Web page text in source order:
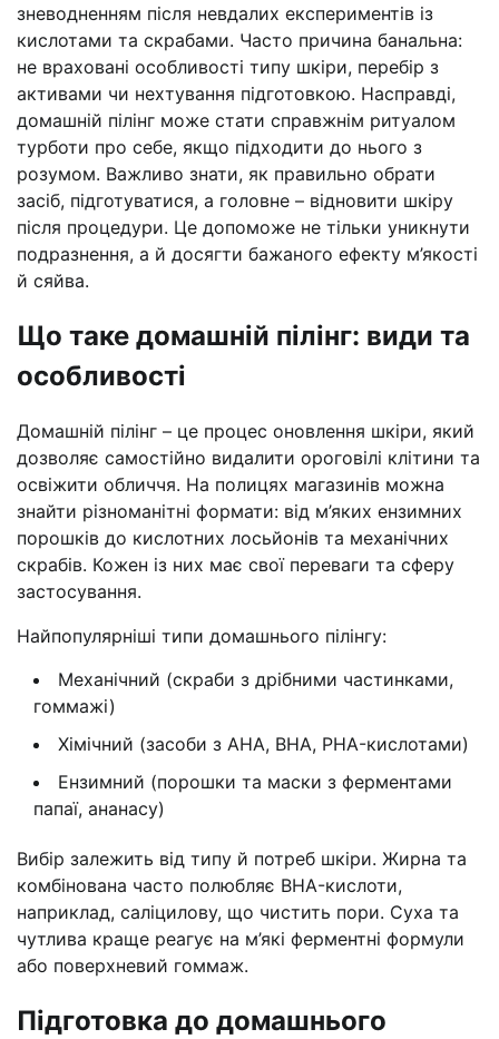
зневодненням після невдалих експериментів із
кислотами та скрабами. Часто причина банальна:
не враховані особливості типу шкіри, перебір з
активами чи нехтування підготовкою. Насправді,
домашній пілінг може стати справжнім ритуалом
турботи про себе, якщо підходити до нього з
розумом. Важливо знати, як правильно обрати
засіб, підготуватися, а головне – відновити шкіру
після процедури. Це допоможе не тільки уникнути
подразнення, а й досягти бажаного ефекту м’якості
й сяйва.
Що таке домашній пілінг: види та
особливості
Домашній пілінг – це процес оновлення шкіри, який
дозволяє самостійно видалити ороговілі клітини та
освіжити обличчя. На полицях магазинів можна
знайти різноманітні формати: від м’яких ензимних
порошків до кислотних лосьйонів та механічних
скрабів. Кожен із них має свої переваги та сферу
застосування.
Найпопулярніші типи домашнього пілінгу:
Механічний (скраби з дрібними частинками,
гоммажі)
Хімічний (засоби з AHA, BHA, PHA-кислотами)
Ензимний (порошки та маски з ферментами
папаї, ананасу)
Вибір залежить від типу й потреб шкіри. Жирна та
комбінована часто полюбляє BHA-кислоти,
наприклад, саліцилову, що чистить пори. Суха та
чутлива краще реагує на м’які ферментні формули
або поверхневий гоммаж.
Підготовка до домашнього